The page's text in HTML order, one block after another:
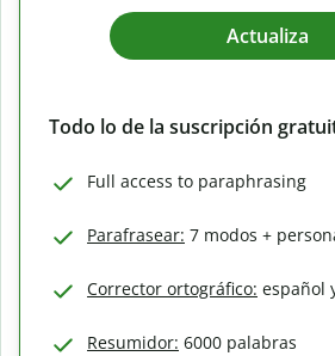
Actualiza
Todo lo de la suscripción
Full access to paraphrasing
Parafrasear: 7 modos +
Corrector ortográfico: español
Resumidor: 6000 palabras